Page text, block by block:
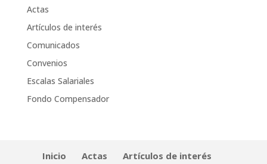
Actas
Artículos de interés
Comunicados
Convenios
Escalas Salariales
Fondo Compensador
Inicio Actas
Artículos de interés